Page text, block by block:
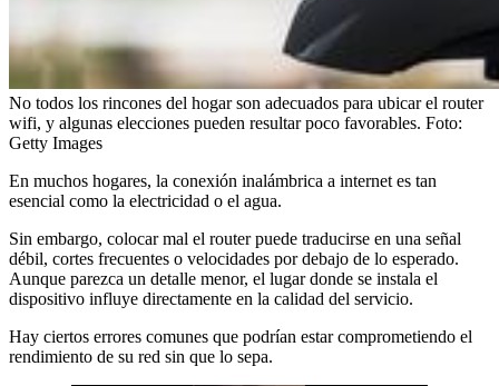
No todos los rincones del hogar son adecuados para ubicar el router
wifi, y algunas elecciones pueden resultar poco favorables. Foto:
Getty Images
En muchos hogares, la conexión inalámbrica a internet es tan
esencial como la electricidad o el agua.
Sin embargo, colocar mal el router puede traducirse en una señal
débil, cortes frecuentes o velocidades por debajo de lo esperado.
Aunque parezca un detalle menor, el lugar donde se instala el
dispositivo influye directamente en la calidad del servicio.
Hay ciertos errores comunes que podrían estar comprometiendo el
rendimiento de su red sin que lo sepa.